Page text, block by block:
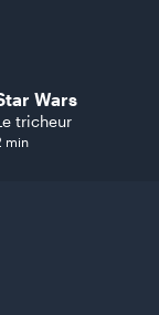
Wars
tricheur
min